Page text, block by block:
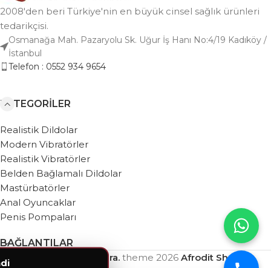
2008'den beri Türkiye'nin en büyük cinsel sağlık ürünleri
tedarikçisi.
Osmanağa Mah. Pazaryolu Sk. Uğur İş Hanı No:4/19 Kadıköy /
İstanbul
Telefon : 0552 934 9654
KATEGORILER
Realistik Dildolar
Modern Vibratörler
Realistik Vibratörler
Belden Bağlamalı Dildolar
Mastürbatörler
Anal Oyuncaklar
Penis Pompaları
BAĞLANTILAR
WebZera. theme 2026 Afrodit Shop